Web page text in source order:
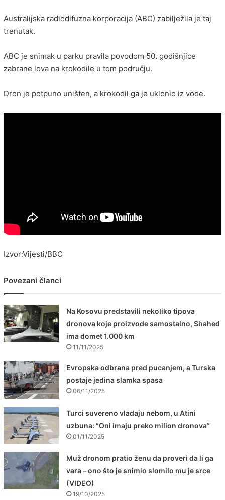
Australijska radiodifuzna korporacija (ABC) zabilježila je taj
trenutak.
ABC je snimak u parku pravila povodom 50. godišnjice
zabrane lova na krokodile u tom području.
Dron je potpuno uništen, a krokodil ga je uklonio iz vode.
Izvor:Vijesti/BBC
Povezani članci
Na Kosovu predstavili nekoliko tipova
dronova koje proizvode samostalno, Shahed
ima domet 1.000 km
11/11/2025
Evropska odbrana pred pucanjem, a Turska
postaje jedina slamka spasa
06/11/2025
Turci suvereno vladaju nebom, u Atini
uzbuna: “Oni imaju preko milion dronova”
01/11/2025
Muž dronom pratio ženu da proveri da li ga
vara – ono što je snimio slomilo mu je srce
(VIDEO)
19/10/2025